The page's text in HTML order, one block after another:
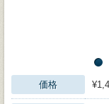
価格